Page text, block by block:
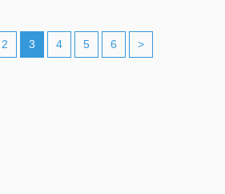
2 3 4 5 6 >